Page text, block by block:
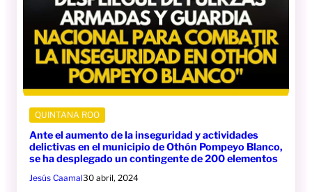
QUINTANA ROO
Ante el aumento de la inseguridad y actividades
delictivas en el municipio de Othón Pompeyo Blanco,
se ha desplegado un contingente de 200 elementos
Jesús Caamal30 abril, 2024